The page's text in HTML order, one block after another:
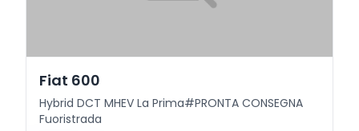
Fiat 600
Hybrid DCT MHEV La Prima#PRONTA CONSEGNA
Fuoristrada